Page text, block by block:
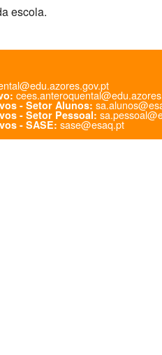
escola.
- Setor Alunos:
- Setor Pessoal:
- SASE: sase@esaq.pt